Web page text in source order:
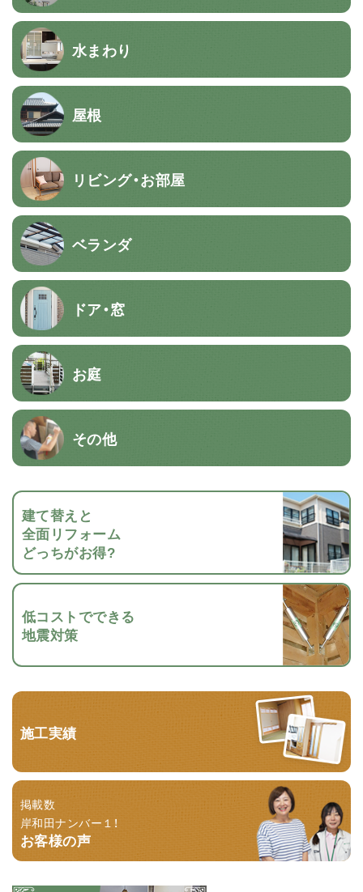
水まわり
屋根
リビング・お部屋
ベランダ
ドア・窓
お庭
その他
建て替えと
全面リフォーム
どっちがお得?
低コストでできる
地震対策
施工実績
掲載数
岸和田ナンバー１！
お客様の声